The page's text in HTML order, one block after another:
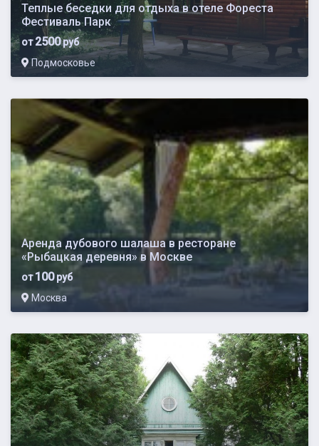
Теплые беседки для отдыха в отеле Фореста
Фестиваль Парк
от2500руб
Подмосковье
Аренда дубового шалаша в ресторане
«Рыбацкая деревня» в Москве
от100руб
Москва